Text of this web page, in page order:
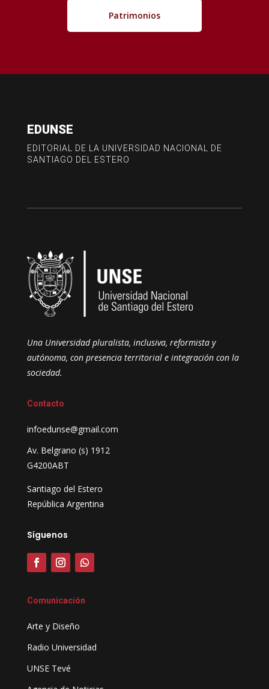
Patrimonios
EDUNSE
EDITORIAL DE LA UNIVERSIDAD NACIONAL DE
SANTIAGO DEL ESTERO
Una Universidad pluralista, inclusiva, reformista y
autónoma, con presencia territorial e integración con la
sociedad.
Contacto
infoedunse@gmail.com
Av. Belgrano (s) 1912
G4200ABT
Santiago del Estero
República Argentina
Síguenos
Comunicación
Arte y Diseño
Radio Universidad
UNSE Tevé